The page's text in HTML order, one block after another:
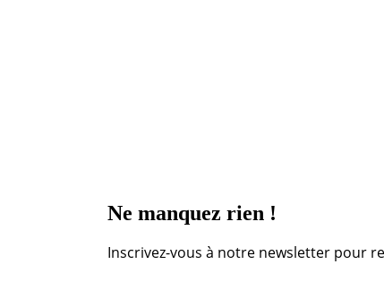
Ne manquez rien !
Inscrivez-vous à notre newsletter pour